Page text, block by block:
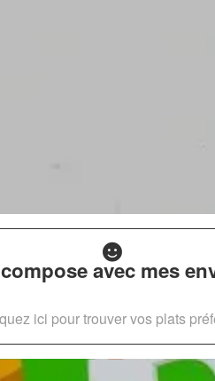
avec mes
ici pour trouver vos plats